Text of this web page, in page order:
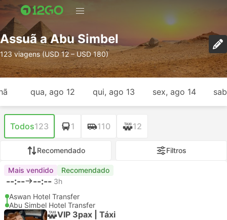
Assuã a Abu Simbel
123 viagens (USD 12 – USD 180)
qua, ago 12 qui, ago 13 sex, ago 14
Todos123 1 110 12
Recomendado Filtros
Mais vendido Recomendado
--:-- --:-- 3h
Aswan Hotel Transfer
Abu Simbel Hotel Transfer
VIP 3pax | Táxi